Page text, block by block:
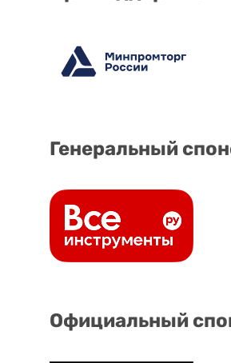
Генеральный
Официальный